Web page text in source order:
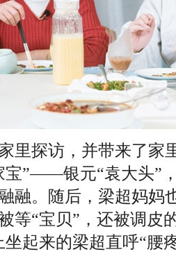
探访，并带来了家
宝”——银元“袁大头”
融。随后，梁超妈妈
等“宝贝”，还被调皮
起来的梁超直呼“腰